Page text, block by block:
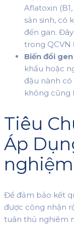
Aflatoxin
sản sinh, có
đến gan.
trong QCVN
Biến đổi gen
khẩu hoặc
đậu nành có
không cũng
Tiêu
Áp
Để đảm bảo kết
được công nhận
tuân thủ nghiêm